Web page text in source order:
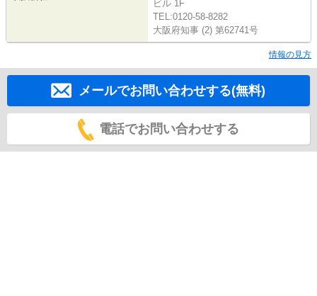
ビル 1F
TEL:0120-58-8282
大阪府知事 (2) 第62741号
情報の見方
メールでお問い合わせする(無料)
電話でお問い合わせする